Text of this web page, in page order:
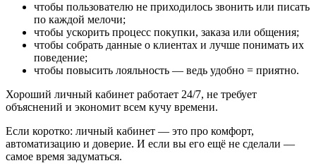
чтобы пользователю не приходилось звонить или писать
по каждой мелочи;
чтобы ускорить процесс покупки, заказа или общения;
чтобы собрать данные о клиентах и лучше понимать их
поведение;
чтобы повысить лояльность — ведь удобно = приятно.
Хороший личный кабинет работает 24/7, не требует
объяснений и экономит всем кучу времени.
Если коротко: личный кабинет — это про комфорт,
автоматизацию и доверие. И если вы его ещё не сделали —
самое время задуматься.